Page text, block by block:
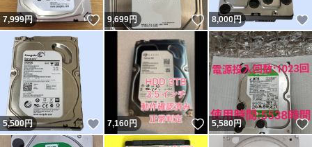
7,999円 いいね！
9,699円 いいね！
8,000円
5,500円 いいね！
7,160円 いいね！
5,580円